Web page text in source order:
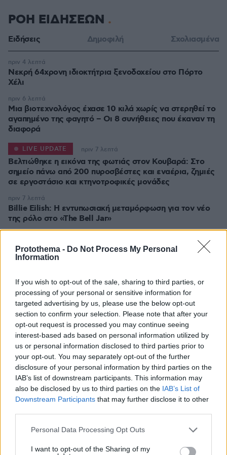
Protothema - Do Not Process My Personal
Information
If you wish to opt-out of the sale, sharing to third parties, or
processing of your personal or sensitive information for
targeted advertising by us, please use the below opt-out
section to confirm your selection. Please note that after your
opt-out request is processed you may continue seeing
interest-based ads based on personal information utilized by
us or personal information disclosed to third parties prior to
your opt-out. You may separately opt-out of the further
disclosure of your personal information by third parties on the
IAB’s list of downstream participants. This information may
also be disclosed by us to third parties on the IAB’s List of
Downstream Participants that may further disclose it to other
Please note that this website/app uses one or more Google
not limited to your visit or usage behaviour. You may click to
Personal Data Processing Opt Outs
I want to opt-out of the Sharing of my
ΡΟΗ ΕΙΔΗΣΕΩΝ
Ειδήσεις Δημοφιλή Σχολιασμένα
Νεκρή 64χρονη ιδιοκτήτρια ξενοδοχείου στο Πόρτο
Χέλι
πριν 4 λεπτά
Μια βιοτεχνολόγος έχασε 10 κιλά χωρίς να στερηθεί το
αγαπημένο της φαγητό – Οι 8 συνήθειες που έκαναν τη
διαφορά
πριν 6 λεπτά
Βελτιώθηκε η εικόνα της φωτιάς στον Κουβαρά: Στο
σημείο πάνω από 200 πυροσβέστες και εναέρια, ζημιές
σε εργοστάσιο και κτηνοτροφικές μονάδες
LIVE UPDATE πριν 7 λεπτά
Billie Eilish: Η εντυπωσιακή μεταμόρφωση για τον νέο
της ρόλο στο «The Bell Jar»
πριν 7 λεπτά
Σπεντζοφάι σε χωριάτικο ψωμί
αξιωματούχο στην Ταϊλάνδη, μετά το έγκλημα κάλεσε
δημοσιογράφο σε live στο YouTube
πριν 13 λεπτά
Κιμ Καρντάσιαν και Λιούις Χάμιλτον πόζαραν μαζί στο
Instagram
πριν 16 λεπτά
Πανελλήνια Ομοσπονδία Γεωτεχνικών Δημοσίων
Υπαλλήλων: Το Antinero έχει συμβάλλει στη μάχη κατά
των πυρκαγιών, όχι άλλη υποκρισία
πριν 17 λεπτά
Όλα καλά για το... ελικοδρόμιο Σαρακήνικο: Χειριστής
και ιδιοκτήτης έστειλαν δικηγόρο και «κινδυνεύουν» με
πριν 21 λεπτά
10 ειδυλλιακές παραλίες του Πόρου